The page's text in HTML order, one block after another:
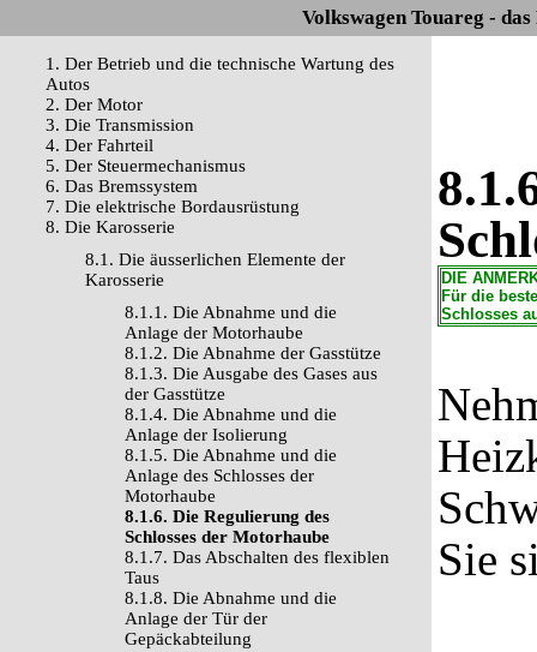
Volkswagen Touareg -
1. Der Betrieb und die technische Wartung des
Autos
2. Der Motor
3. Die Transmission
4. Der Fahrteil
5. Der Steuermechanismus
6. Das Bremssystem
7. Die elektrische Bordausrüstung
8. Die Karosserie
8.1. Die äusserlichen Elemente der
Karosserie
8.1.1. Die Abnahme und die
Anlage der Motorhaube
8.1.2. Die Abnahme der Gasstütze
8.1.3. Die Ausgabe des Gases aus
der Gasstütze
8.1.4. Die Abnahme und die
Anlage der Isolierung
8.1.5. Die Abnahme und die
Anlage des Schlosses der
Motorhaube
8.1.6. Die Regulierung des
Schlosses der Motorhaube
8.1.7. Das Abschalten des flexiblen
Taus
8.1.8. Die Abnahme und die
Anlage der Tür der
Gepäckabteilung
DIE
Für die
Schlosses
Sie